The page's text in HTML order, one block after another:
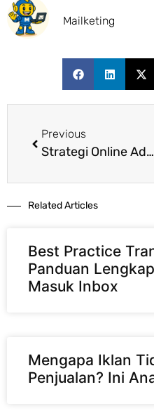
Mailketing
Previous
Strategi Online Advertising untuk Bisnis Kecil: Iklan Efektif Tanpa Boros
Related Articles​
Best Practice
Panduan
Masuk Inbox
Mengapa Iklan
Penjualan? Ini